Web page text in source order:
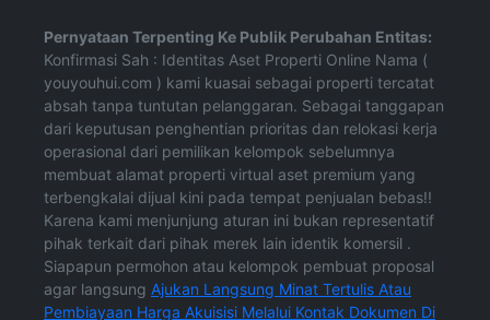
Pernyataan Terpenting Ke Publik Perubahan Entitas:
Konfirmasi Sah : Identitas Aset Properti Online Nama (
youyouhui.com ) kami kuasai sebagai properti tercatat
absah tanpa tuntutan pelanggaran. Sebagai tanggapan
dari keputusan penghentian prioritas dan relokasi kerja
operasional dari pemilikan kelompok sebelumnya
membuat alamat properti virtual aset premium yang
terbengkalai dijual kini pada tempat penjualan bebas!!
Karena kami menjunjung aturan ini bukan representatif
pihak terkait dari pihak merek lain identik komersil .
Siapapun permohon atau kelompok pembuat proposal
agar langsung Ajukan Langsung Minat Tertulis Atau
Pembiayaan Harga Akuisisi Melalui Kontak Dokumen Di